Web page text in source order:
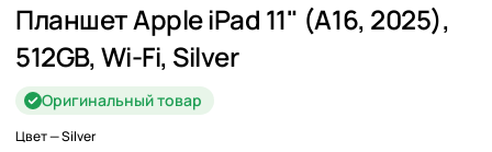
Планшет Apple iPad 11" (A16, 2025),
512GB, Wi-Fi, Silver
Оригинальный товар
Цвет— Silver